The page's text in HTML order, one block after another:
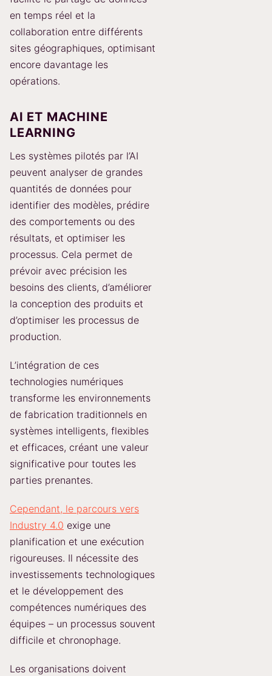
en temps réel et la
collaboration entre différents
sites géographiques, optimisant
encore davantage les
opérations.
AI ET MACHINE
LEARNING
Les systèmes pilotés par l’AI
peuvent analyser de grandes
quantités de données pour
identifier des modèles, prédire
des comportements ou des
résultats, et optimiser les
processus. Cela permet de
prévoir avec précision les
besoins des clients, d’améliorer
la conception des produits et
d’optimiser les processus de
production.
L’intégration de ces
technologies numériques
transforme les environnements
de fabrication traditionnels en
systèmes intelligents, flexibles
et efficaces, créant une valeur
significative pour toutes les
parties prenantes.
Cependant, le parcours vers
Industry 4.0 exige une
planification et une exécution
rigoureuses. Il nécessite des
investissements technologiques
et le développement des
compétences numériques des
équipes – un processus souvent
difficile et chronophage.
Les organisations doivent